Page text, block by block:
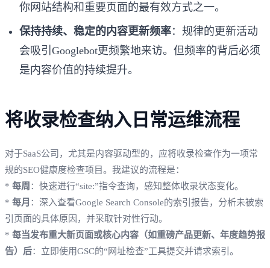
你网站结构和重要页面的最有效方式之一。
保持持续、稳定的内容更新频率：规律的更新活动
会吸引Googlebot更频繁地来访。但频率的背后必须
是内容价值的持续提升。
将收录检查纳入日常运维流程
对于SaaS公司，尤其是内容驱动型的，应将收录检查作为一项常
规的SEO健康度检查项目。我建议的流程是：
* 每周 ：快速进行“site:”指令查询，感知整体收录状态变化。
* 每月 ：深入查看Google Search Console的索引报告，分析未被索
引页面的具体原因，并采取针对性行动。
* 每当发布重大新页面或核心内容（如重磅产品更新、年度趋势报
告）后：立即使用GSC的“网址检查”工具提交并请求索引。